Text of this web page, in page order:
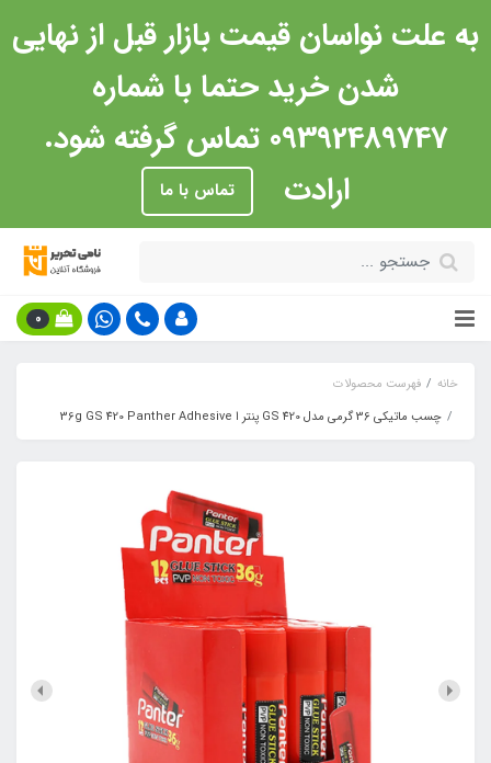
به علت نواسان قیمت بازار قبل از نهایی
شدن خرید حتما با شماره
09392489747 تماس گرفته شود.
ارادت
تماس با ما
0
خانه
فهرست محصولات
چسب ماتیکی 36 گرمی مدل GS 420 پنتر ا 36g GS 420 Panther Adhesive